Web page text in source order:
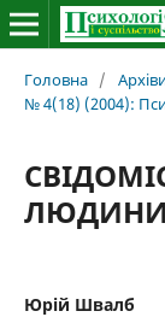
Головна /
№ 4(18) (2004):
ЛЮДИНИ
Юрій Швалб